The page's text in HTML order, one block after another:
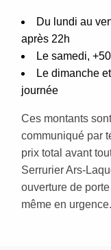
Du lundi au
après 22h
Le samedi,
Le dimanche
journée
Ces montants
communiqué par
prix total avant
Serrurier Ars-
ouverture de
même en urgence.